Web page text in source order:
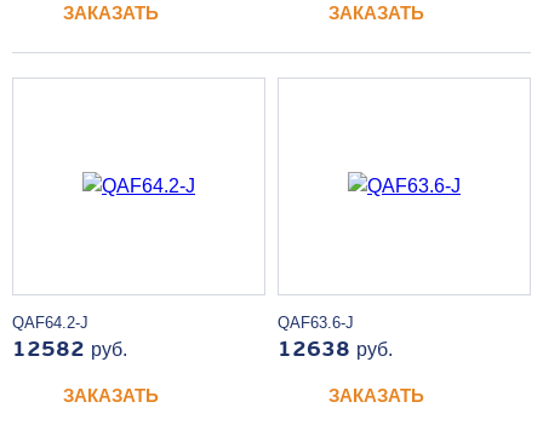
ЗАКАЗАТЬ ЗАКАЗАТЬ
QAF64.2-J
12582 руб.
ЗАКАЗАТЬ
QAF63.6-J
12638 руб.
ЗАКАЗАТЬ